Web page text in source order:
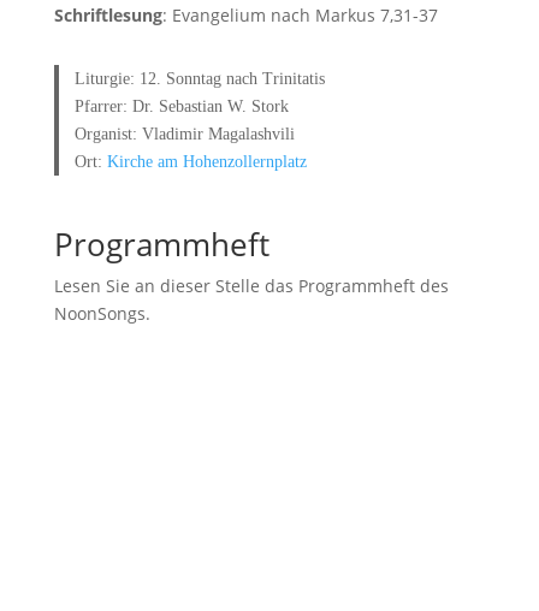
Schriftlesung: Evangelium nach Markus 7,31-37
Liturgie: 12. Sonntag nach Trinitatis
Pfarrer: Dr. Sebastian W. Stork
Organist: Vladimir Magalashvili
Ort:Kirche am Hohenzollernplatz
Programmheft
Lesen Sie an dieser Stelle das Programmheft des
NoonSongs.